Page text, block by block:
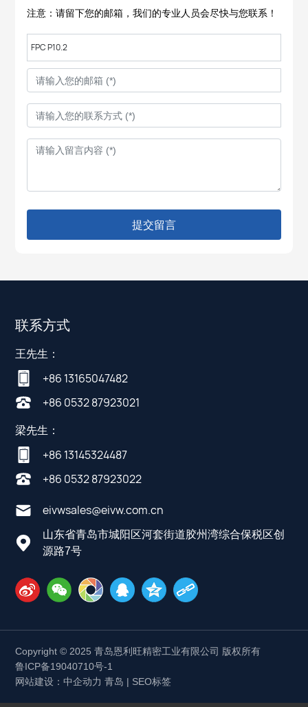
注意：请留下您的邮箱，我们的专业人员会尽快与您联系！
FPC P10.2
提交留言
联系方式
王先生：
+86 13165047482
+86 0532 87923021
梁先生：
+86 13145324487
+86 0532 87923022
eivwsales@eivw.com.cn
山东省青岛市城阳区河套街道胶州湾综合保税区创
源路7号
Copyright © 2025 青岛恩利旺精密工业有限公司 版权所有
鲁ICP备19040710号-1
网站建设：中企动力 青岛 | SEO标签